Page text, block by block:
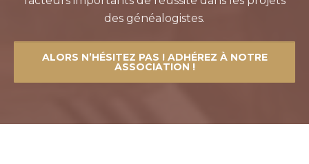
des généalogistes.
ALORS N’HÉSITEZ PAS ! ADHÉREZ À NOTRE
ASSOCIATION !